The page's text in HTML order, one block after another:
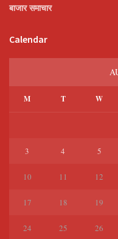
बाजार समाचार
Calendar
M T W
3 4 5
10 11 12
17 18 19
24 25 26